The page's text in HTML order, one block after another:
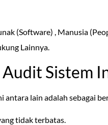
(Software) , Manusia
Lainnya.
Sistem
antara lain adalah sebagai
tidak terbatas.